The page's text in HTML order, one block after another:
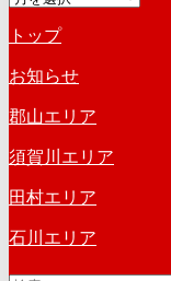
ー
カ
イ
ブ
トップ
お知らせ
郡山エリア
須賀川エリア
田村エリア
石川エリア